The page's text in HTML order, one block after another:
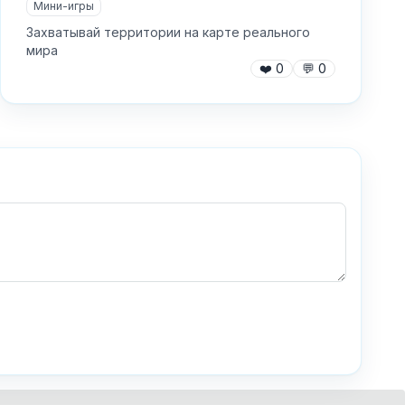
Мини-игры
Захватывай территории на карте реального
мира
❤️ 0 💬 0